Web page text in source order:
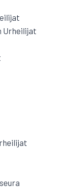
Urheilijat